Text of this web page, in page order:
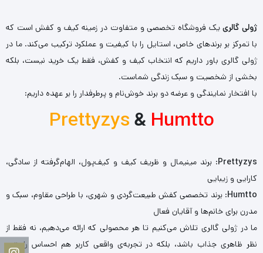
ژولی گالرییک فروشگاه تخصصی و متفاوت در زمینه کیف و کفش است که
با تمرکز بر برندهای خاص، استایل را با کیفیت و عملکرد ترکیب می‌کند. ما در
ژولی گالری باور داریم که انتخاب کیف و کفش، فقط یک خرید نیست، بلکه
بخشی از شخصیت و سبک زندگی شماست.
با افتخار نمایندگی و عرضه دو برند خوش‌نام و پرطرفدار را بر عهده داریم:
Prettyzys& Humtto
Prettyzys: برند مینیمال و ظریف کیف و کیف‌پول، الهام‌گرفته از سادگی،
کارایی و زیبایی
Humtto: برند تخصصی کفش طبیعت‌گردی و شهری، با طراحی مقاوم، سبک و
مدرن برای خانم‌ها و آقایان فعال
ما در ژولی گالری تلاش می‌کنیم تا هر محصولی که ارائه می‌دهیم، نه فقط از
نظر ظاهری جذاب باشد، بلکه در تجربه‌ی واقعی کاربر هم احساس راحتی،